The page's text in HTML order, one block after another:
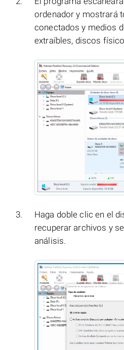
ordenador y mostrará
conectados y medios
extraíbles, discos
Haga doble clic en el
recuperar archivos y
análisis.